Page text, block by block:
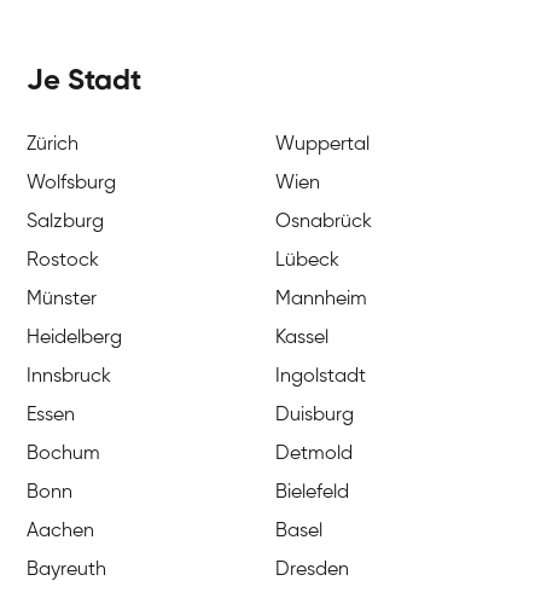
Je Stadt
Zürich
Wuppertal
Wolfsburg
Wien
Salzburg
Osnabrück
Rostock
Lübeck
Münster
Mannheim
Heidelberg
Kassel
Innsbruck
Ingolstadt
Essen
Duisburg
Bochum
Detmold
Bonn
Bielefeld
Aachen
Basel
Bayreuth
Dresden